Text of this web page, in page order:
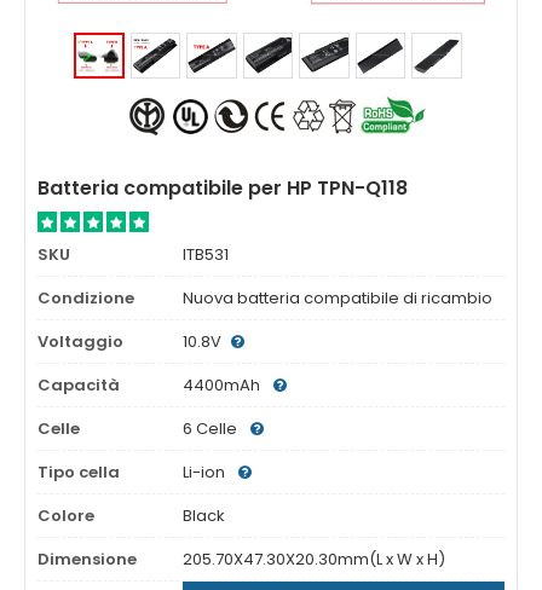
Batteria compatibile per HP TPN-Q118
SKU
ITB531
Condizione
Nuova batteria compatibile di ricambio
Voltaggio
10.8V
Capacità
4400mAh
Celle
6 Celle
Tipo cella
Li-ion
Colore
Black
Dimensione
205.70X47.30X20.30mm(L x W x H)